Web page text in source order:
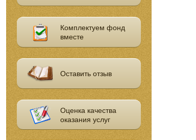
Комплектуем фонд
вместе
Оставить отзыв
Оценка качества
оказания услуг